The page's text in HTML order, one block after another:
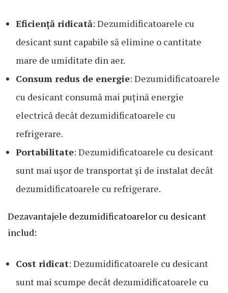
Eficiență ridicată: Dezumidificatoarele cu
desicant sunt capabile să elimine o cantitate
mare de umiditate din aer.
Consum redus de energie: Dezumidificatoarele
cu desicant consumă mai puțină energie
electrică decât dezumidificatoarele cu
refrigerare.
Portabilitate: Dezumidificatoarele cu desicant
sunt mai ușor de transportat și de instalat decât
dezumidificatoarele cu refrigerare.
Dezavantajele dezumidificatoarelor cu desicant
includ:
Cost ridicat: Dezumidificatoarele cu desicant
sunt mai scumpe decât dezumidificatoarele cu